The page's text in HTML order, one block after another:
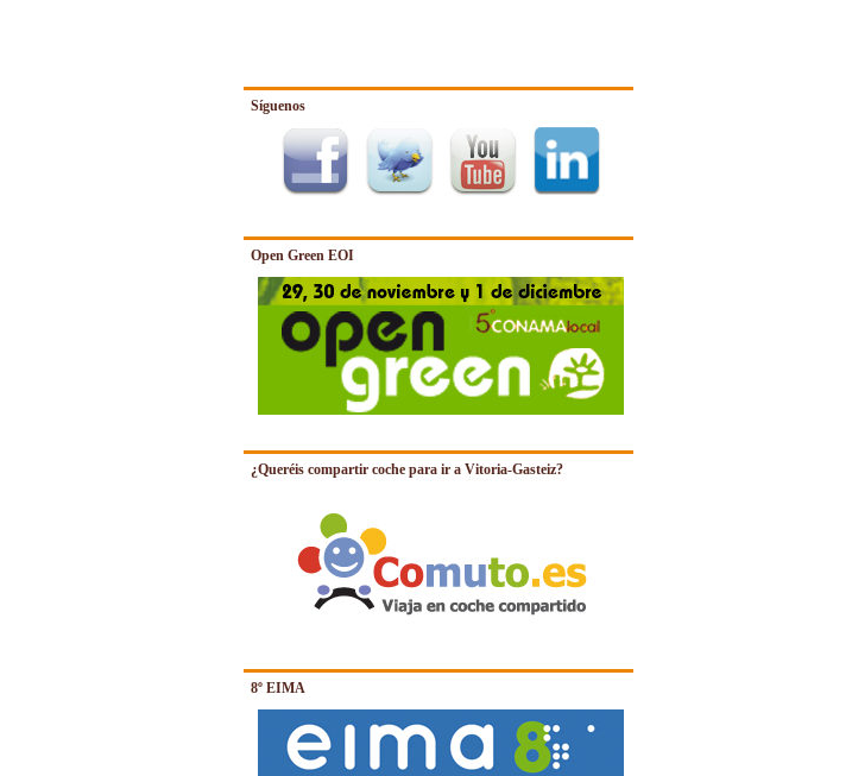
Síguenos
Open Green EOI
¿Queréis compartir coche para ir a Vitoria-Gasteiz?
8º EIMA